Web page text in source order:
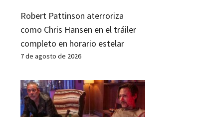
Robert Pattinson aterroriza
como Chris Hansen en el tráiler
completo en horario estelar
7 de agosto de 2026